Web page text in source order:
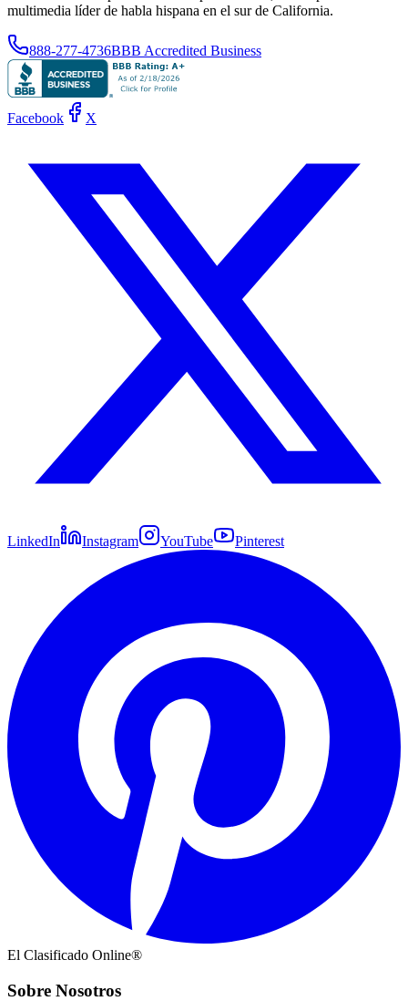
multimedia líder de habla hispana en el sur de California.
888-277-4736BBB Accredited Business
Facebook X
LinkedIn Instagram YouTube Pinterest
El Clasificado Online®
Sobre Nosotros